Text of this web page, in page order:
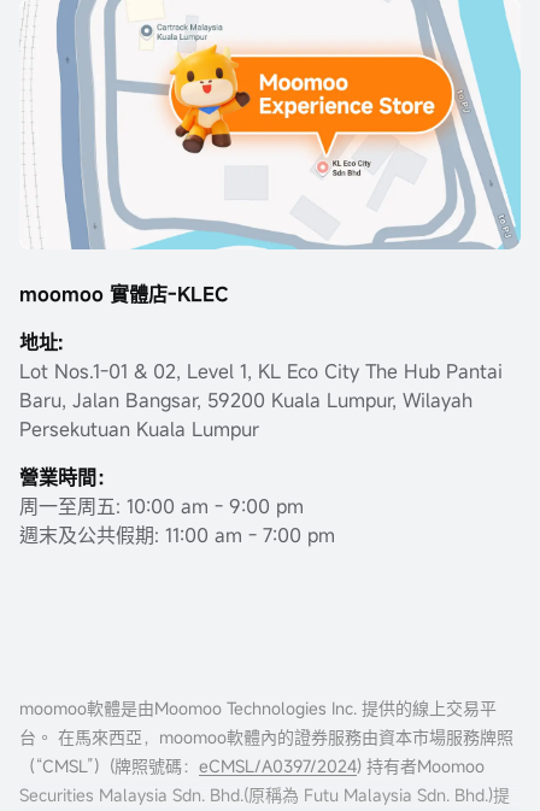
moomoo 實體店-KLEC
地址:
Lot Nos.1-01 & 02, Level 1, KL Eco City The Hub Pantai
Baru, Jalan Bangsar, 59200 Kuala Lumpur, Wilayah
Persekutuan Kuala Lumpur
營業時間：
周一至周五: 10:00 am - 9:00 pm
週末及公共假期: 11:00 am - 7:00 pm
moomoo軟體是由Moomoo Technologies Inc. 提供的線上交易平
台。 在馬來西亞，moomoo軟體內的證券服務由資本市場服務牌照
（“CMSL”）(牌照號碼： eCMSL/A0397/2024) 持有者Moomoo
Securities Malaysia Sdn. Bhd.(原稱為 Futu Malaysia Sdn. Bhd.)提